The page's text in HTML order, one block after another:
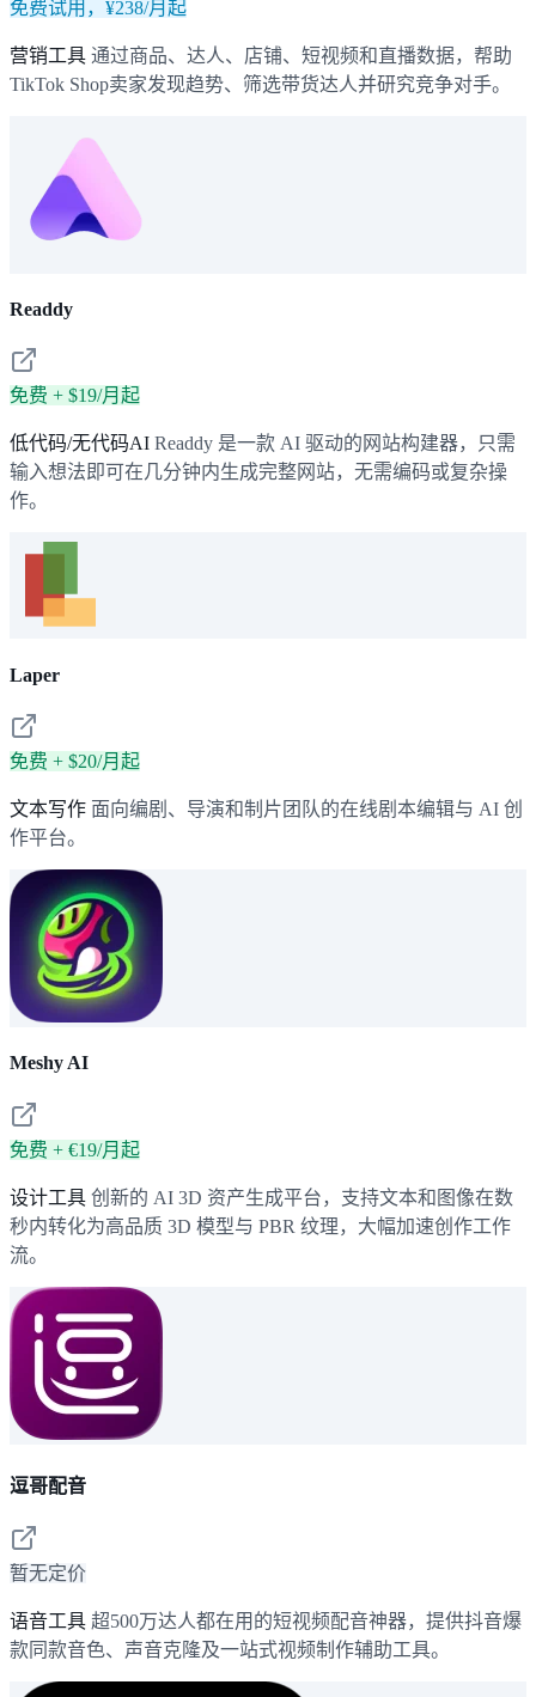
免费试用，¥238/月起
营销工具 通过商品、达人、店铺、短视频和直播数据，帮助
TikTok Shop卖家发现趋势、筛选带货达人并研究竞争对手。
Readdy
免费 + $19/月起
低代码/无代码AI Readdy 是一款 AI 驱动的网站构建器，只需
输入想法即可在几分钟内生成完整网站，无需编码或复杂操
作。
Laper
免费 + $20/月起
文本写作 面向编剧、导演和制片团队的在线剧本编辑与 AI 创
作平台。
Meshy AI
免费 + €19/月起
设计工具 创新的 AI 3D 资产生成平台，支持文本和图像在数
秒内转化为高品质 3D 模型与 PBR 纹理，大幅加速创作工作
流。
逗哥配音
暂无定价
语音工具 超500万达人都在用的短视频配音神器，提供抖音爆
款同款音色、声音克隆及一站式视频制作辅助工具。